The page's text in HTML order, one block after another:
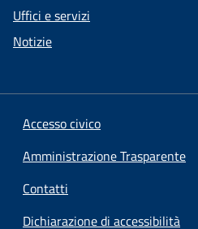
Uffici e servizi
Notizie
Accesso civico
Amministrazione Trasparente
Contatti
Dichiarazione di accessibilità